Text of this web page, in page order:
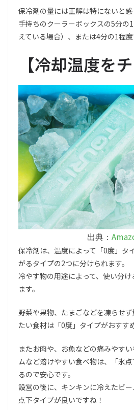
保冷剤の量には正解は特にないと感
手持ちのクーラーボックスの5分の
えている場合）、または4分の1程度
【冷却温度を
出典：
保冷剤は、温度によって「0度」タ
がるタイプの2つに分けられます。
冷やす物の用途によって、使い分
ます。
野菜や果物、たまごなどを凍らせ
たい食材は「0度」タイプがおすすめ
またお肉や、お魚などの痛みやす
ムなど溶けやすい食べ物は、「氷
るので安心です。
設営の後に、キンキンに冷えたビ
点下タイプが良いですね！